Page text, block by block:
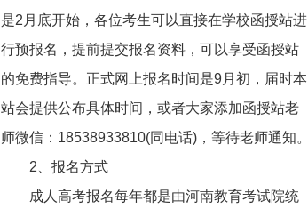
是2月底开始，各位考生可以直接在学校函授站进
行预报名，提前提交报名资料，可以享受函授站
的免费指导。正式网上报名时间是9月初，届时本
站会提供公布具体时间，或者大家添加函授站老
师微信：18538933810(同电话)，等待老师通知。
2、报名方式
成人高考报名每年都是由河南教育考试院统